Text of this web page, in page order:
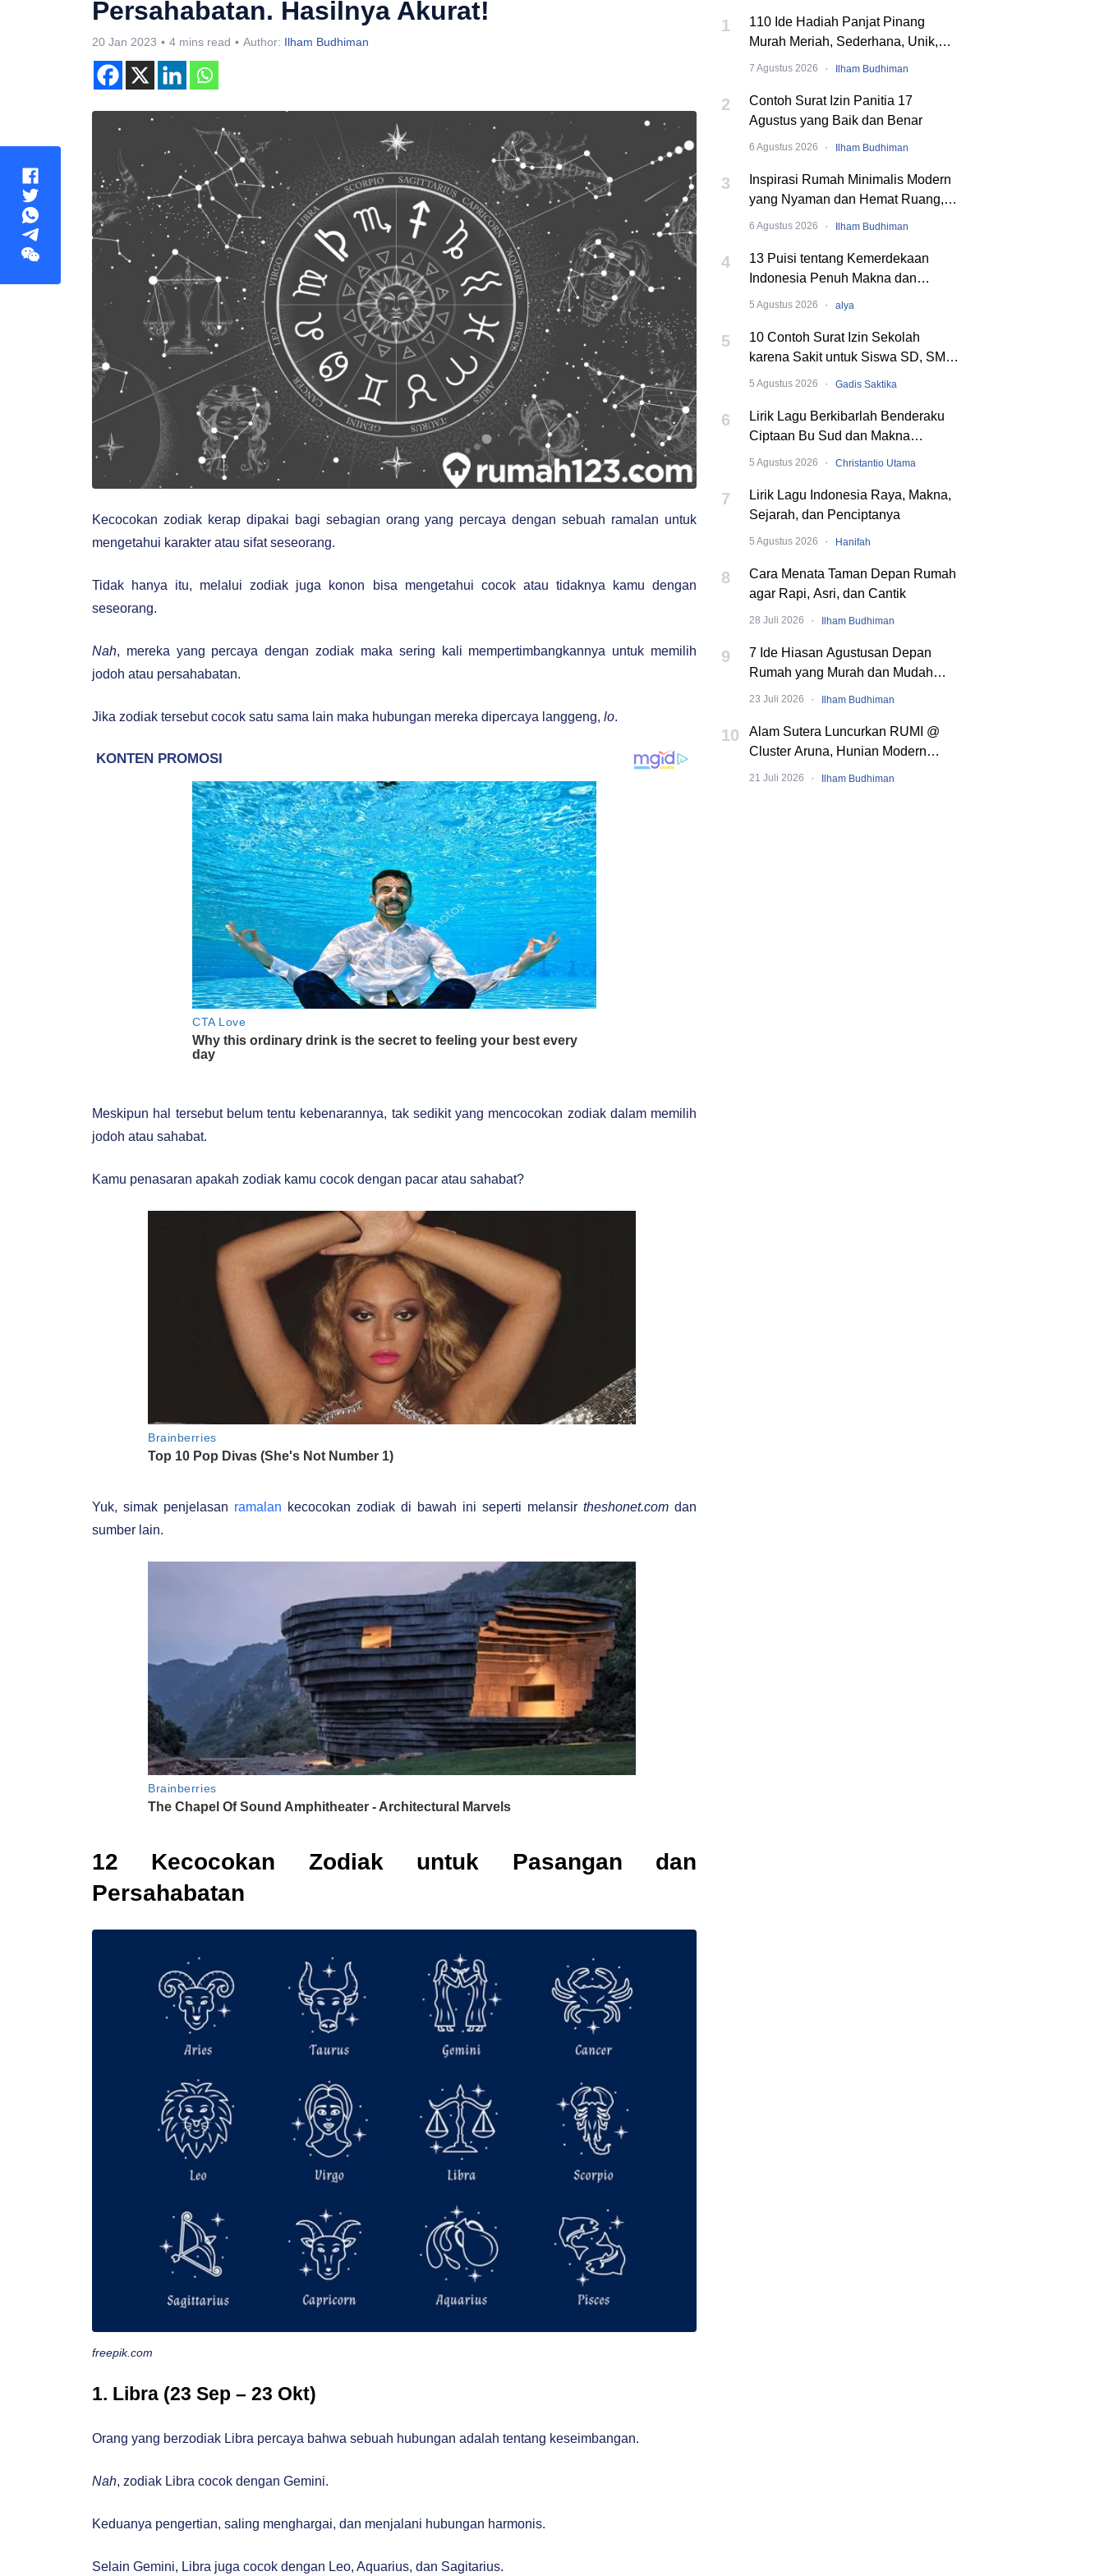
Persahabatan. Hasilnya Akurat!
20 Jan 2023 4 mins read Author: Ilham Budhiman
1
110 Ide Hadiah Panjat Pinang
Murah Meriah, Sederhana, Unik,
dan Nyeleneh
7 Agustus 2026 · Ilham Budhiman
2
Contoh Surat Izin Panitia 17
Agustus yang Baik dan Benar
6 Agustus 2026 · Ilham Budhiman
3
Inspirasi Rumah Minimalis Modern
yang Nyaman dan Hemat Ruang,
Begini Cara Merancangnya!
6 Agustus 2026 · Ilham Budhiman
4
13 Puisi tentang Kemerdekaan
Indonesia Penuh Makna dan
Menyentuh Hati
5 Agustus 2026 · alya
5
10 Contoh Surat Izin Sekolah
karena Sakit untuk Siswa SD, SMP,
hingga SMA
5 Agustus 2026 · Gadis Saktika
6
Lirik Lagu Berkibarlah Benderaku
Ciptaan Bu Sud dan Makna
Dibaliknya
5 Agustus 2026 · Christantio Utama
7
Lirik Lagu Indonesia Raya, Makna,
Sejarah, dan Penciptanya
5 Agustus 2026 · Hanifah
8
Cara Menata Taman Depan Rumah
agar Rapi, Asri, dan Cantik
28 Juli 2026 · Ilham Budhiman
9
7 Ide Hiasan Agustusan Depan
Rumah yang Murah dan Mudah
Dibuat
23 Juli 2026 · Ilham Budhiman
10
Alam Sutera Luncurkan RUMI @
Cluster Aruna, Hunian Modern
Tropical 2 Lantai di Downtown Alam
21 Juli 2026 · Ilham Budhiman
Kecocokan zodiak kerap dipakai bagi sebagian orang yang percaya dengan sebuah ramalan untuk
mengetahui karakter atau sifat seseorang.
Tidak hanya itu, melalui zodiak juga konon bisa mengetahui cocok atau tidaknya kamu dengan
seseorang.
Nah, mereka yang percaya dengan zodiak maka sering kali mempertimbangkannya untuk memilih
jodoh atau persahabatan.
Jika zodiak tersebut cocok satu sama lain maka hubungan mereka dipercaya langgeng, lo.
Meskipun hal tersebut belum tentu kebenarannya, tak sedikit yang mencocokan zodiak dalam memilih
jodoh atau sahabat.
Kamu penasaran apakah zodiak kamu cocok dengan pacar atau sahabat?
Yuk, simak penjelasan ramalan kecocokan zodiak di bawah ini seperti melansir theshonet.com dan
sumber lain.
12 Kecocokan Zodiak untuk Pasangan dan
Persahabatan
freepik.com
1. Libra (23 Sep – 23 Okt)
Orang yang berzodiak Libra percaya bahwa sebuah hubungan adalah tentang keseimbangan.
Nah, zodiak Libra cocok dengan Gemini.
Keduanya pengertian, saling menghargai, dan menjalani hubungan harmonis.
Selain Gemini, Libra juga cocok dengan Leo, Aquarius, dan Sagitarius.